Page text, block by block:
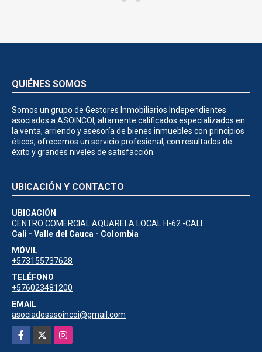
QUIÉNES SOMOS
Somos un grupo de Gestores Inmobiliarios Independientes
asociados a ASOINCOI, altamente calificados especializados en
la venta, arriendo y asesoría de bienes inmuebles con principios
éticos, ofrecemos un servicio profesional, con resultados de
éxito y grandes niveles de satisfacción.
UBICACIÓN
CENTRO COMERCIAL AQUARELA LOCAL H-62 -CALI
Cali - Valle del Cauca - Colombia
MÓVIL
+573155737628
TELÉFONO
+576023481200
EMAIL
asociadosasoincoi@gmail.com
Facebook
X Instagram